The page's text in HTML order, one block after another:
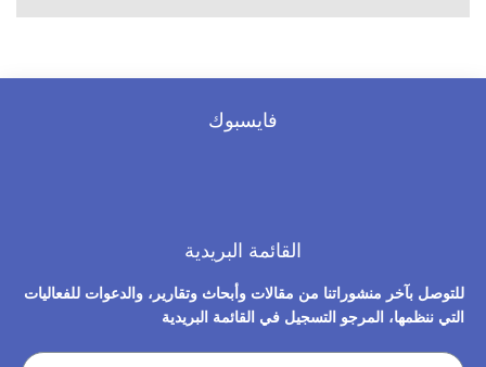
فايسبوك
القائمة البريدية
للتوصل بآخر منشوراتنا من مقالات وأبحاث وتقارير، والدعوات للفعاليات
التي ننظمها، المرجو التسجيل في القائمة البريدية​